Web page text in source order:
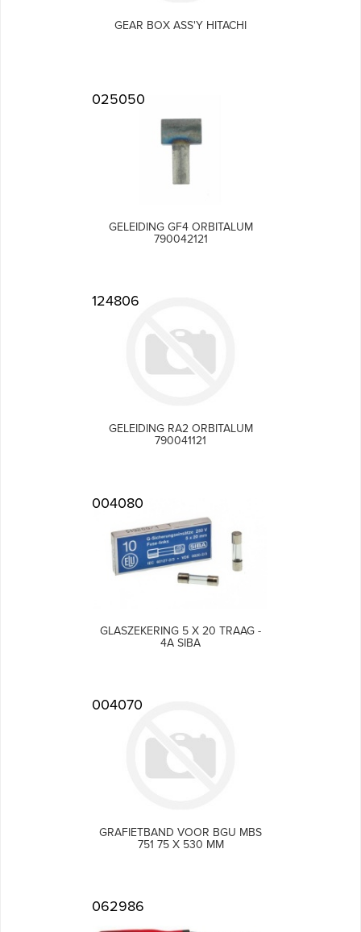
GEAR BOX ASS'Y HITACHI
025050
GELEIDING GF4 ORBITALUM
790042121
124806
GELEIDING RA2 ORBITALUM
790041121
004080
GLASZEKERING 5 X 20 TRAAG -
4A SIBA
004070
GRAFIETBAND VOOR BGU MBS
751 75 X 530 MM
062986